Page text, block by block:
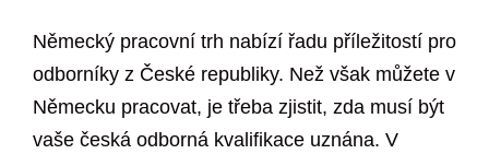
Německý pracovní trh nabízí řadu příležitostí pro
odborníky z České republiky. Než však můžete v
Německu pracovat, je třeba zjistit, zda musí být
vaše česká odborná kvalifikace uznána. V